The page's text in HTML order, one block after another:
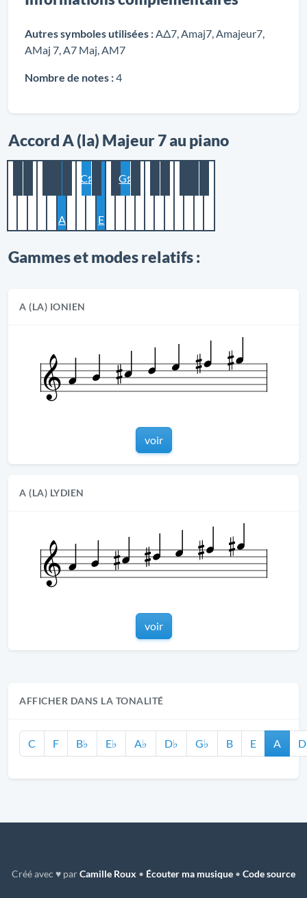
Autres symboles utilisées :AΔ7, Amaj7, Amajeur7,
AMaj 7, A7 Maj, AM7
Nombre de notes :4
Accord A (la) Majeur 7 au piano
A
C♯
E
G♯
Gammes et modes relatifs :
A (LA) IONIEN
voir
A (LA) LYDIEN
voir
AFFICHER DANS LA TONALITÉ
C F B♭ E♭ A♭ D♭ G♭ B E A D
Créé avec ♥ parCamille Roux • Écouter ma musique • Code source